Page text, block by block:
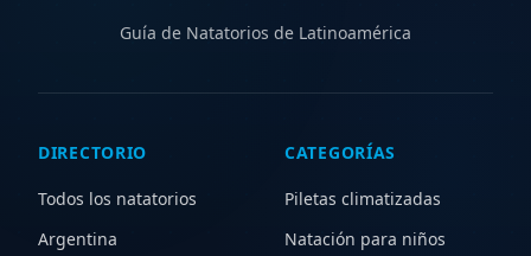
Guía de Natatorios de Latinoamérica
DIRECTORIO
Todos los natatorios
Argentina
CATEGORÍAS
Piletas climatizadas
Natación para niños